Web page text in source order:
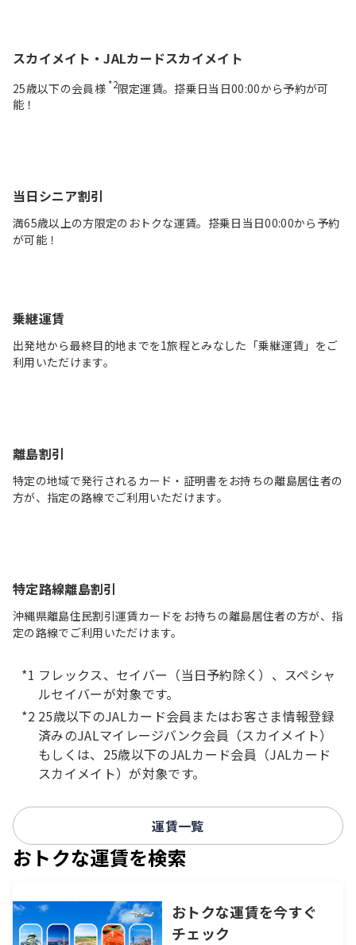
スカイメイト・JALカードスカイメイト
25歳以下の会員様*2限定運賃。搭乗日当日00:00から予約が可
能！
当日シニア割引
満65歳以上の方限定のおトクな運賃。搭乗日当日00:00から予約
が可能！
乗継運賃
出発地から最終目的地までを1旅程とみなした「乗継運賃」をご
利用いただけます。
離島割引
特定の地域で発行されるカード・証明書をお持ちの離島居住者の
方が、指定の路線でご利用いただけます。
特定路線離島割引
沖縄県離島住民割引運賃カードをお持ちの離島居住者の方が、指
定の路線でご利用いただけます。
フレックス、セイバー（当日予約除く）、スペシャ
ルセイバーが対象です。
25歳以下のJALカード会員またはお客さま情報登録
済みのJALマイレージバンク会員（スカイメイト）
もしくは、25歳以下のJALカード会員（JALカード
スカイメイト）が対象です。
運賃一覧
おトクな運賃を検索
おトクな運賃を今すぐ
チェック